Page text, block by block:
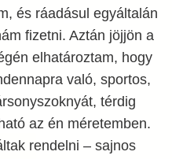
és ráadásul egyáltalán
fizetni. Aztán jöjjön a
elhatároztam, hogy
való, sportos,
térdig
az én méretemben.
rendelni – sajnos